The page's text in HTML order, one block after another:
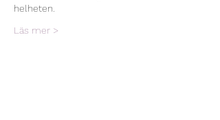
helheten.
Läs mer >